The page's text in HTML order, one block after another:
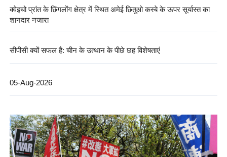
क्वेइचो प्रांत के छिंगलोंग क्षेत्र में स्थित अमेई छितुओ कस्बे के ऊपर सूर्यास्त का
शानदार नजारा
सीपीसी क्यों सफल है: चीन के उत्थान के पीछे छह विशेषताएं
05-Aug-2026